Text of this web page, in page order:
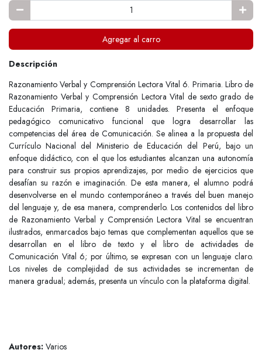
Agregar al carro
Descripción
Razonamiento Verbal y Comprensión Lectora Vital 6. Primaria. Libro de
Razonamiento Verbal y Comprensión Lectora Vital de sexto grado de
Educación Primaria, contiene 8 unidades. Presenta el enfoque
pedagógico comunicativo funcional que logra desarrollar las
competencias del área de Comunicación. Se alinea a la propuesta del
Currículo Nacional del Ministerio de Educación del Perú, bajo un
enfoque didáctico, con el que los estudiantes alcanzan una autonomía
para construir sus propios aprendizajes, por medio de ejercicios que
desafían su razón e imaginación. De esta manera, el alumno podrá
desenvolverse en el mundo contemporáneo a través del buen manejo
del lenguaje y, de esa manera, comprenderlo. Los contenidos del libro
de Razonamiento Verbal y Comprensión Lectora Vital se encuentran
ilustrados, enmarcados bajo temas que complementan aquellos que se
desarrollan en el libro de texto y el libro de actividades de
Comunicación Vital 6; por último, se expresan con un lenguaje claro.
Los niveles de complejidad de sus actividades se incrementan de
manera gradual; además, presenta un vínculo con la plataforma digital.
Autores: Varios